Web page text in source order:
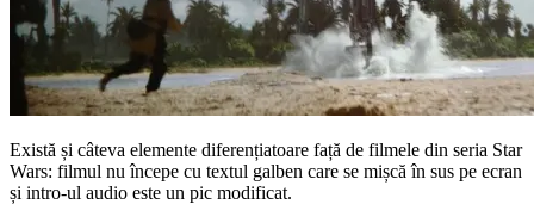
Există și câteva elemente diferențiatoare față de filmele din seria Star
Wars: filmul nu începe cu textul galben care se mișcă în sus pe ecran
și intro-ul audio este un pic modificat.